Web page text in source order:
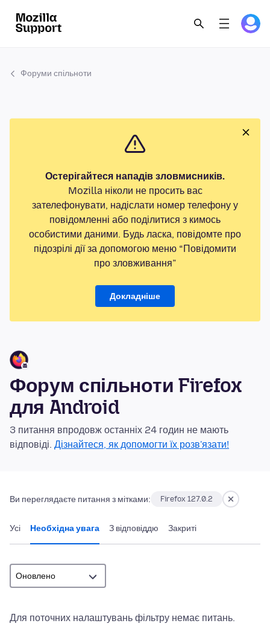
Форуми спільноти
Остерігайтеся нападів зловмисників.
Mozilla ніколи не просить вас
зателефонувати, надіслати номер телефону у
повідомленні або поділитися з кимось
особистими даними. Будь ласка, повідомте про
підозрілі дії за допомогою меню “Повідомити
про зловживання”
Докладніше
Форум спільноти Firefox
для Android
3 питання впродовж останніх 24 годин не мають
відповіді. Дізнайтеся, як допомогти їх розв'язати!
Ви переглядаєте питання з мітками: Firefox 127.0.2
Усі Необхідна увага З відповіддю Закриті
Для поточних налаштувань фільтру немає питань.